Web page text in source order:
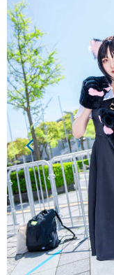
マンガ
ニコニコQ